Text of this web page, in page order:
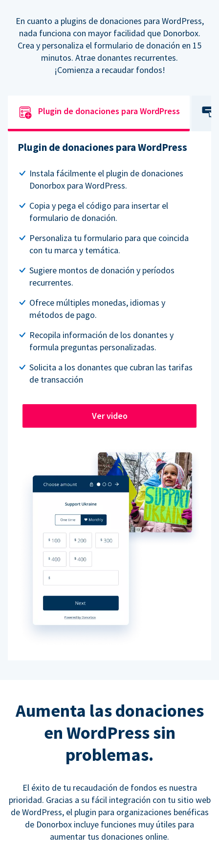
En cuanto a plugins de donaciones para WordPress,
nada funciona con mayor facilidad que Donorbox.
Crea y personaliza el formulario de donación en 15
minutos. Atrae donantes recurrentes.
¡Comienza a recaudar fondos!
Plugin de donaciones para WordPress
Plugin de donaciones para WordPress
Instala fácilmente el plugin de donaciones
Donorbox para WordPress.
Copia y pega el código para insertar el
formulario de donación.
Personaliza tu formulario para que coincida
con tu marca y temática.
Sugiere montos de donación y períodos
recurrentes.
Ofrece múltiples monedas, idiomas y
métodos de pago.
Recopila información de los donantes y
formula preguntas personalizadas.
Solicita a los donantes que cubran las tarifas
de transacción
Ver video
Aumenta las donaciones
en WordPress sin
problemas.
El éxito de tu recaudación de fondos es nuestra
prioridad. Gracias a su fácil integración con tu sitio web
de WordPress, el plugin para organizaciones benéficas
de Donorbox incluye funciones muy útiles para
aumentar tus donaciones online.